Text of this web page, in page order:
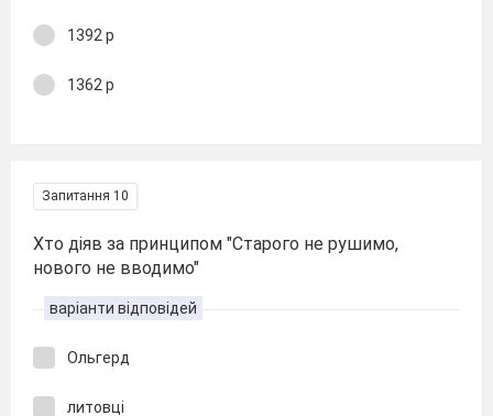
1392 р
1362 р
Запитання 10
Хто діяв за принципом "Старого не рушимо,
нового не вводимо"
варіанти відповідей
Ольгерд
литовці